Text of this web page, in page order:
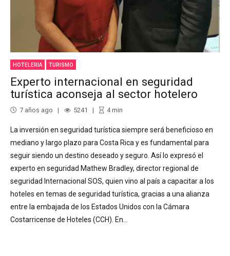
HOTELERIA TURISMO
Experto internacional en seguridad
turística aconseja al sector hotelero
7 años ago 5241 4min
La inversión en seguridad turística siempre será beneficioso en
mediano y largo plazo para Costa Rica y es fundamental para
seguir siendo un destino deseado y seguro. Así lo expresó el
experto en seguridad Mathew Bradley, director regional de
seguridad Internacional SOS, quien vino al país a capacitar a los
hoteles en temas de seguridad turística, gracias a una alianza
entre la embajada de los Estados Unidos con la Cámara
Costarricense de Hoteles (CCH). En...